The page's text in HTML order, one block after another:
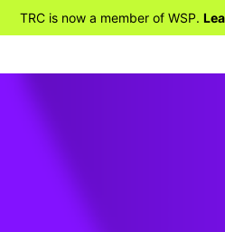
TRC is now a member of WSP.